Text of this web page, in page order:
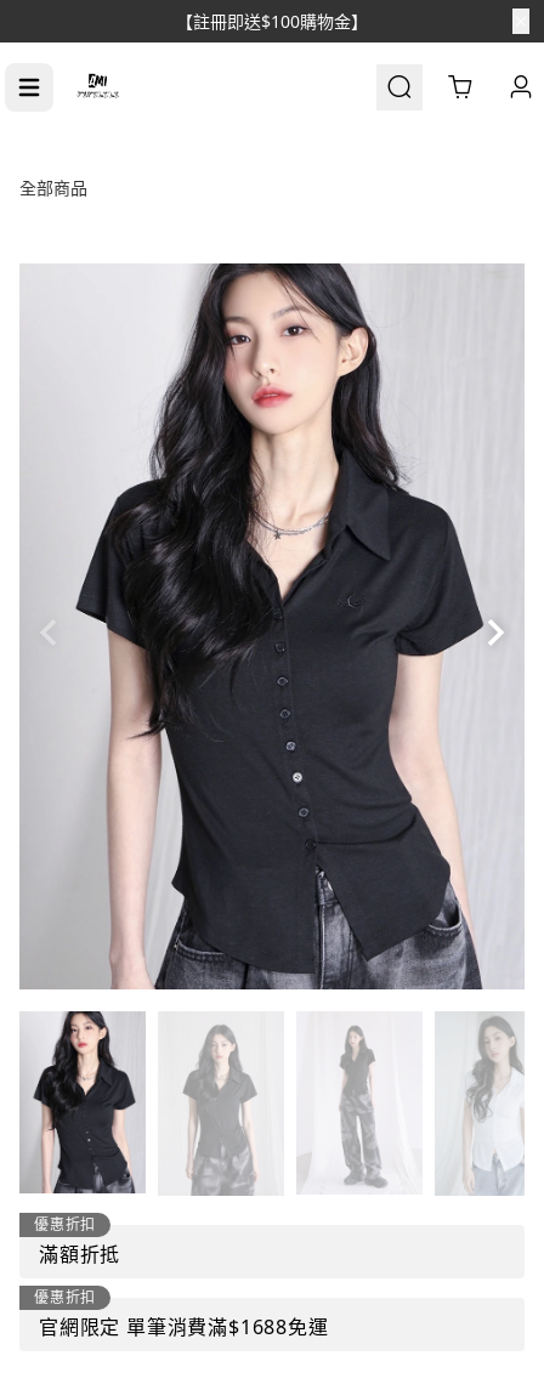
【消費滿$1688免運】
Cart
全部商品
優惠折扣
滿額折抵
優惠折扣
官網限定 單筆消費滿$1688免運